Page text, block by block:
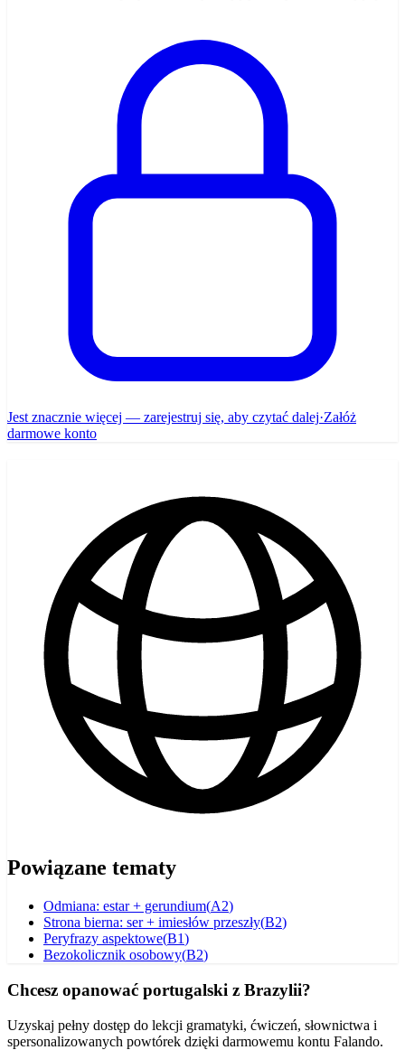
Jest znacznie więcej — zarejestruj się, aby czytać dalej·Załóż
darmowe konto
Powiązane tematy
Odmiana: estar + gerundium(A2)
Strona bierna: ser + imiesłów przeszły(B2)
Peryfrazy aspektowe(B1)
Bezokolicznik osobowy(B2)
Chcesz opanować portugalski z Brazylii?
Uzyskaj pełny dostęp do lekcji gramatyki, ćwiczeń, słownictwa i
spersonalizowanych powtórek dzięki darmowemu kontu Falando.